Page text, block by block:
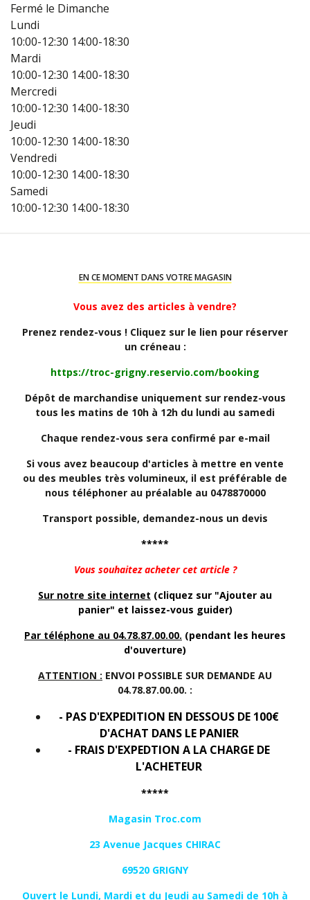
Fermé le Dimanche
Lundi
10:00-12:30 14:00-18:30
Mardi
10:00-12:30 14:00-18:30
Mercredi
10:00-12:30 14:00-18:30
Jeudi
10:00-12:30 14:00-18:30
Vendredi
10:00-12:30 14:00-18:30
Samedi
10:00-12:30 14:00-18:30
EN CE MOMENT DANS VOTRE MAGASIN
Vous avez des articles à vendre?
Prenez rendez-vous ! Cliquez sur le lien pour réserver
un créneau :
https://troc-grigny.reservio.com/booking
Dépôt de marchandise uniquement sur rendez-vous
tous les matins de 10h à 12h du lundi au samedi
Chaque rendez-vous sera confirmé par e-mail
Si vous avez beaucoup d'articles à mettre en vente
ou des meubles très volumineux, il est préférable de
nous téléphoner au préalable au 0478870000
Transport possible, demandez-nous un devis
*****
Vous souhaitez acheter cet article ?
Sur notre site internet (cliquez sur "Ajouter au
panier" et laissez-vous guider)
Par téléphone au 04.78.87.00.00. (pendant les heures
d'ouverture)
ATTENTION : ENVOI POSSIBLE SUR DEMANDE AU
04.78.87.00.00. :
- PAS D'EXPEDITION EN DESSOUS DE 100€
D'ACHAT DANS LE PANIER
- FRAIS D'EXPEDTION A LA CHARGE DE
L'ACHETEUR
*****
Magasin Troc.com
23 Avenue Jacques CHIRAC
69520 GRIGNY
Ouvert le Lundi, Mardi et du Jeudi au Samedi de 10h à